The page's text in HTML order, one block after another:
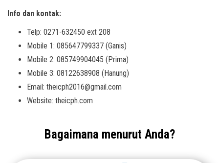
Info dan kontak:
Telp: 0271-632450 ext 208
Mobile 1: 085647799337 (Ganis)
Mobile 2: 085749904045 (Prima)
Mobile 3: 08122638908 (Hanung)
Email: theicph2016@gmail.com
Website: theicph.com
Bagaimana menurut Anda?